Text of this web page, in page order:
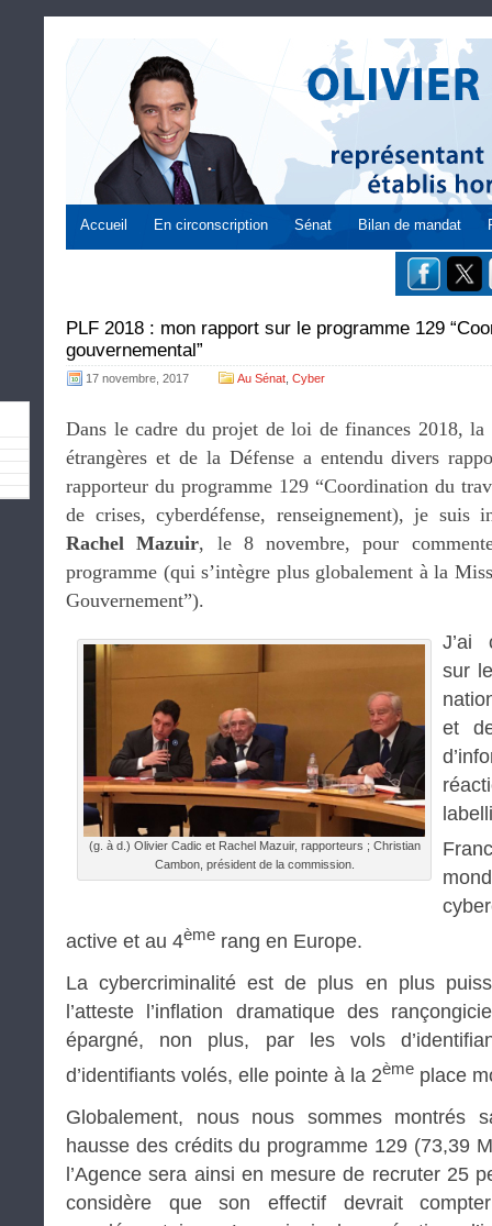
Accueil En circonscription Sénat Bilan de mandat
PLF 2018 : mon rapport sur le programme 129
gouvernemental”
17 novembre, 2017 Au Sénat Cyber
Dans le cadre du projet de loi de finances 2018, la
étrangères et de la Défense a entendu divers
rapporteur du programme 129 “Coordination du
de crises, cyberdéfense, renseignement), je suis
Rachel Mazuir, le 8 novembre, pour
programme (qui s’intègre plus globalement à la
Gouvernement”).
(g. à d.) Olivier Cadic et Rachel Mazuir, rapporteurs ; Christian
Cambon, président de la commission.
J’ai
sur
et
active et au 4ème rang en Europe.
La cybercriminalité est de plus en plus
l’atteste l’inflation dramatique des
épargné, non plus, par les vols
d’identifiants volés, elle pointe à la 2ème place
Globalement, nous nous sommes montrés
hausse des crédits du programme 129 (73,39
l’Agence sera ainsi en mesure de recruter 25
considère que son effectif devrait